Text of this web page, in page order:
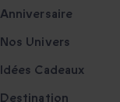
Anniversaire
Nos Univers
Idées Cadeaux
Destination